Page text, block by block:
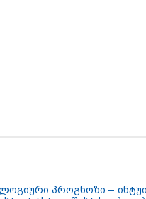
პროგნოზი –